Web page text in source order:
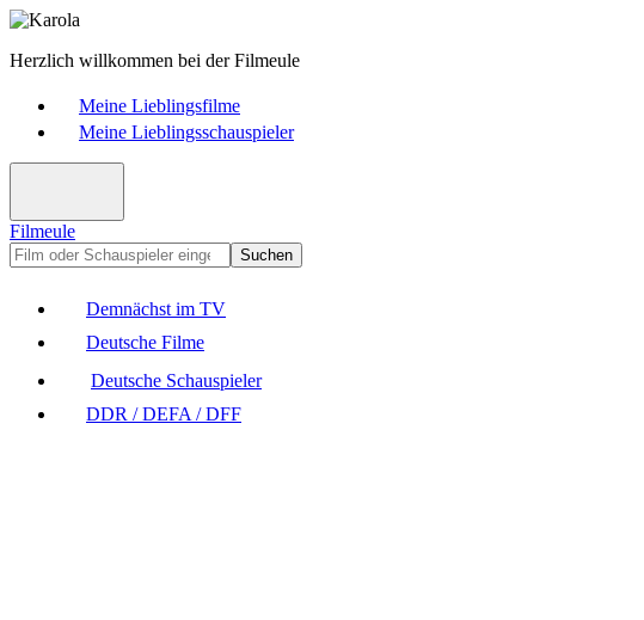
Herzlich willkommen bei der Filmeule
Meine Lieblingsfilme
Meine Lieblingsschauspieler
Filmeule
Suchen
Demnächst im TV
Deutsche Filme
Deutsche Schauspieler
DDR / DEFA / DFF